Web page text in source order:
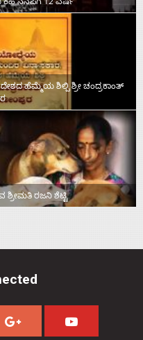
ಕಹಿ ನೆನಪಿಗೆ 12 ವರ್ಷ
ಹೆಮ್ಮೆಯ ಶಿಲ್ಪಿ ಶ್ರೀ ಚಂದ್ರಕಾಂತ್‌
ಶ್ರೀಮತಿ ರಜನಿ ಶೆಟ್ಟಿ